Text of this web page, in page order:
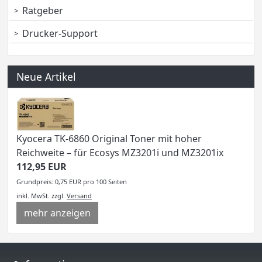
Ratgeber
Drucker-Support
Neue Artikel
Kyocera TK-6860 Original Toner mit hoher
Reichweite – für Ecosys MZ3201i und MZ3201ix
112,95 EUR
Grundpreis: 0,75 EUR pro 100 Seiten
inkl. MwSt. zzgl. Versand
mehr anzeigen